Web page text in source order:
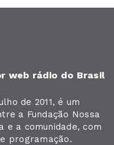
web rádio do Brasil
de 2011, é um
a Fundação Nossa
e a comunidade, com
programação.